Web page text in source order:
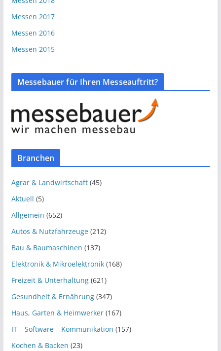
Messen 2017
Messen 2016
Messen 2015
Messebauer für Ihren Messeauftritt?
Branchen
Agrar & Landwirtschaft(45)
Aktuell (5)
Allgemein (652)
Autos & Nutzfahrzeuge(212)
Bau & Baumaschinen (137)
Elektronik & Mikroelektronik(168)
Freizeit & Unterhaltung(621)
Gesundheit & Ernährung(347)
Haus, Garten & Heimwerker(167)
IT – Software – Kommunikation (157)
Kochen & Backen (23)